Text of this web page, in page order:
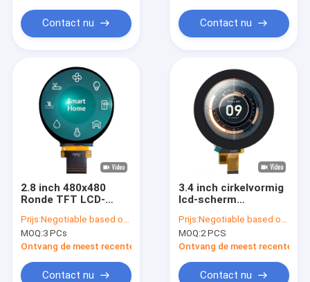
Contact nu
°C tot 70 °C
Contact nu
2.8 inch 480x480
Ronde TFT LCD-
Tst -30 °C tot 80 °C
en 40pin ST7701S
SPI RGB-interface
Prijs:Negotiable based on order lot quantity
MOQ:3 PCs
Ontvang de meest recente Prijs
Contact nu
3.4 inch cirkelvormig
lcd-scherm
rond scherm 800x800
pixels
Prijs:Negotiable based on order quantity per lot
MOQ:2 PCS
Ontvang de meest recente
Contact nu